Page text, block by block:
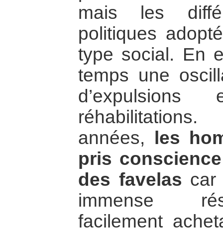
mais les
politiques
type social. En
temps une
années,
les
pris
des favelas car
immense
facilement